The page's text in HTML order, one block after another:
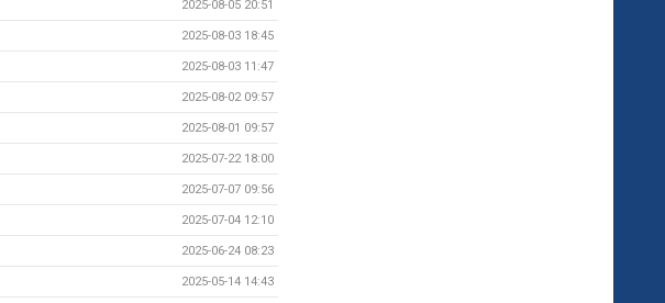
2025-08-05 20:51
2025-08-03 18:45
2025-08-03 11:47
2025-08-02 09:57
2025-08-01 09:57
2025-07-22 18:00
2025-07-07 09:56
2025-07-04 12:10
2025-06-24 08:23
2025-05-14 14:43